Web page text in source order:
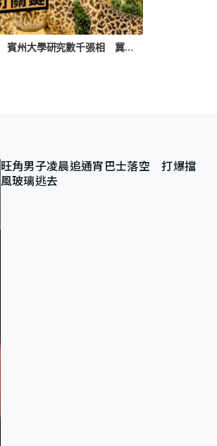
長頸鹿「長頸」或為繁殖？ 賓州大學研究數千張相 冀解開謎團、制定保育政策
旺角男子凌晨追通宵巴士落空 打爆擋
風玻璃逃去